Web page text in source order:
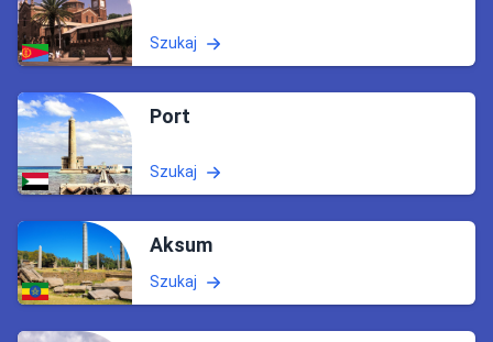
Szukaj
Port
Szukaj
Aksum
Szukaj